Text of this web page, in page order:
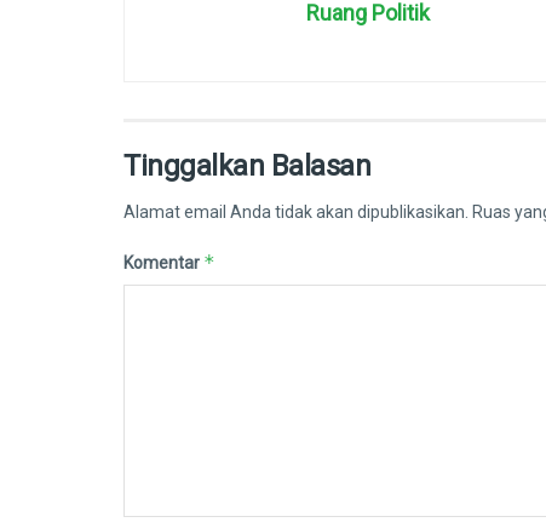
Ruang Politik
Tinggalkan Balasan
Alamat email Anda tidak akan dipublikasikan. Ruas
Komentar *